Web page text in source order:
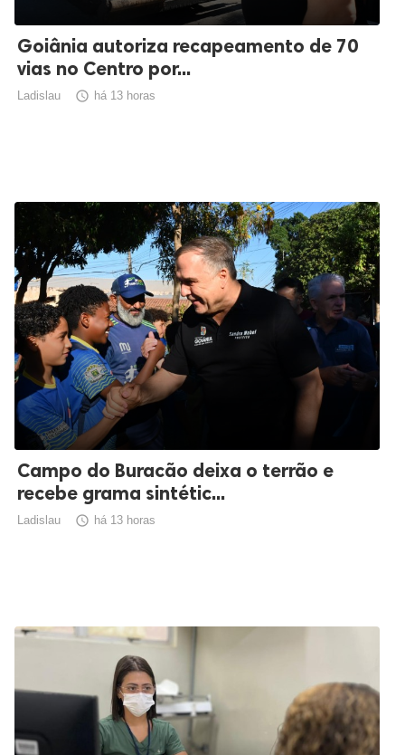
Goiânia autoriza recapeamento de 70
vias no Centro por...
Ladislau  há 13 horas
Campo do Buracão deixa o terrão e
recebe grama sintétic...
Ladislau  há 13 horas